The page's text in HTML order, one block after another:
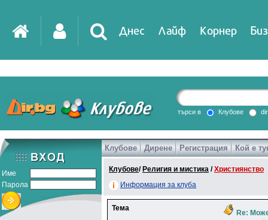
Днес Лайф Корнер
DirTV Impressio
Games
търси в Клубове
Име
Парола
Клубове Дирене Регистрация Кой е
Клубове/ Религия и мистика /Християнство
Информация за клуба
Тема
Re: